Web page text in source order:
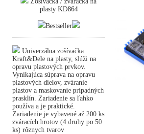
plasty KD864
Bestseller
Univerzálna zošívačka
Kraft&Dele na plasty, slúži na
opravu plastových prvkov.
Vynikajúca súprava na opravu
plastových dielov, zváranie
plastov a maskovanie prípadných
prasklín. Zariadenie sa ľahko
používa a je praktické.
Zariadenie je vybavené až 200 ks
zváracích hrotov (4 druhy po 50
ks) rôznych tvarov